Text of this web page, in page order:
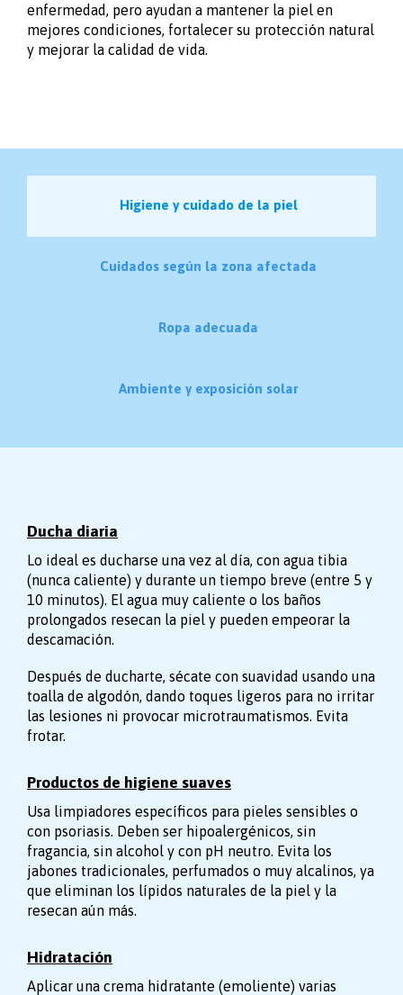
enfermedad, pero ayudan a mantener la piel en
mejores condiciones, fortalecer su protección natural
y mejorar la calidad de vida.
Higiene y cuidado de la piel
Cuidados según la zona afectada
Ropa adecuada
Ambiente y exposición solar
Ducha diaria
Lo ideal es ducharse una vez al día, con agua tibia
(nunca caliente) y durante un tiempo breve (entre 5 y
10 minutos). El agua muy caliente o los baños
prolongados resecan la piel y pueden empeorar la
descamación.
Después de ducharte, sécate con suavidad usando una
toalla de algodón, dando toques ligeros para no irritar
las lesiones ni provocar microtraumatismos. Evita
frotar.
Productos de higiene suaves
Usa limpiadores específicos para pieles sensibles o
con psoriasis. Deben ser hipoalergénicos, sin
fragancia, sin alcohol y con pH neutro. Evita los
jabones tradicionales, perfumados o muy alcalinos, ya
que eliminan los lípidos naturales de la piel y la
resecan aún más.
Hidratación
Aplicar una crema hidratante (emoliente) varias